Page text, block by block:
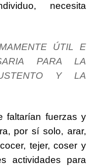
necesita
ÚTIL E
PARA LA
Y LA
faltarían fuerzas y
por sí solo, arar,
tejer, coser y
actividades para